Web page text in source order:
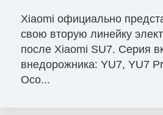
Xiaomi официально
свою вторую линейку
после Xiaomi SU7. Серия
внедорожника: YU7, YU7
Осо...